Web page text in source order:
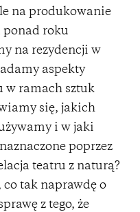
na produkowanie
ponad roku
na rezydencji w
aspekty
ramach sztuk
się, jakich
i w jaki
poprzez
teatru z naturą?
tak naprawdę o
z tego, że